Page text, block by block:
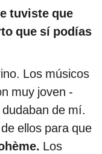
tuviste que
que sí podías
Los músicos
muy joven -
de mí.
ellos para que
Los